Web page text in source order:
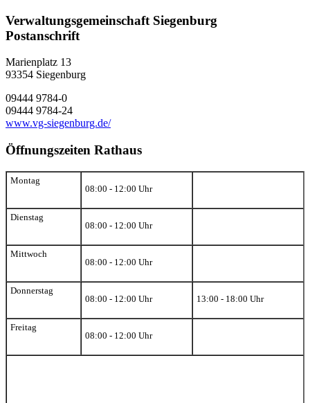
Verwaltungsgemeinschaft Siegenburg
Postanschrift
Marienplatz 13
93354 Siegenburg
09444 9784-0
09444 9784-24
www.vg-siegenburg.de/
Öffnungszeiten Rathaus
Montag
08:00 - 12:00 Uhr
Dienstag
08:00 - 12:00 Uhr
Mittwoch
08:00 - 12:00 Uhr
Donnerstag
08:00 - 12:00 Uhr
13:00 - 18:00 Uhr
Freitag
08:00 - 12:00 Uhr